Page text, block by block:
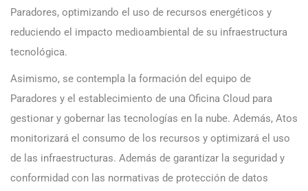
Paradores, optimizando el uso de recursos energéticos y
reduciendo el impacto medioambiental de su infraestructura
tecnológica.
Asimismo, se contempla la formación del equipo de
Paradores y el establecimiento de una Oficina Cloud para
gestionar y gobernar las tecnologías en la nube. Además, Atos
monitorizará el consumo de los recursos y optimizará el uso
de las infraestructuras. Además de garantizar la seguridad y
conformidad con las normativas de protección de datos